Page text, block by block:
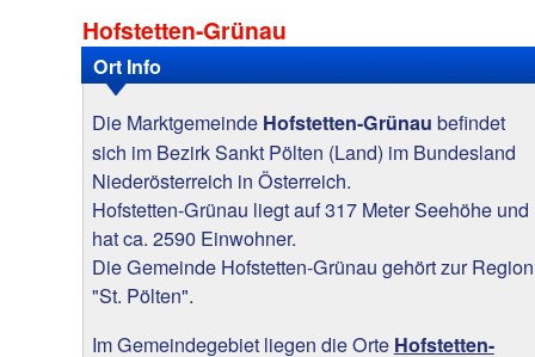
Hofstetten-Grünau
Ort Info
Die Marktgemeinde Hofstetten-Grünau befindet
sich im Bezirk Sankt Pölten (Land) im Bundesland
Niederösterreich in Österreich.
Hofstetten-Grünau liegt auf 317 Meter Seehöhe und
hat ca. 2590 Einwohner.
Die Gemeinde Hofstetten-Grünau gehört zur Region
"St. Pölten".
Im Gemeindegebiet liegen die Orte Hofstetten-